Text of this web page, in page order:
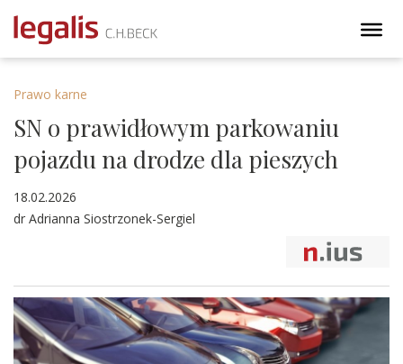
Prawo karne
SN o prawidłowym parkowaniu
pojazdu na drodze dla pieszych
18.02.2026
dr Adrianna Siostrzonek-Sergiel